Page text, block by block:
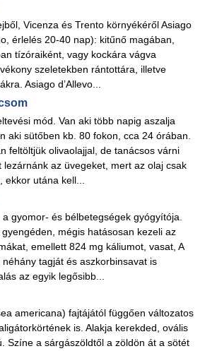
Vicenza és Trento környékéről Asiago
érlelés 20-40 nap): kitűnő magában,
tízóraiként, vagy kockára vágva
szeletekben rántottára, illetve
Asiago d’Allevo...
mód. Van aki több napig aszalja
aki sütőben kb. 80 fokon, cca 24 órában.
feltöltjük olivaolajjal, de tanácsos várni
lezárnánk az üvegeket, mert az olaj csak
ekkor utána kell...
gyomor- és bélbetegségek gyógyítója.
mégis hatásosan kezeli az
emellett 824 mg káliumot, vasat, A
tagját és aszkorbinsavat is
az egyik legősibb...
americana) fajtájától függően változatos
is. Alakja kerekded, ovális
Színe a sárgászöldtől a zöldön át a sötét